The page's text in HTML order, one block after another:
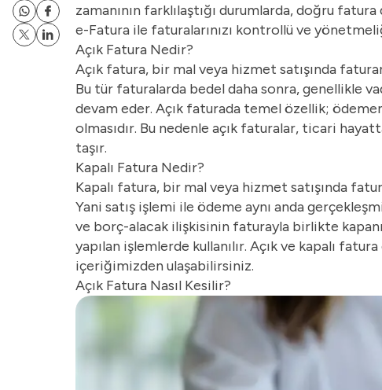
zamanının farklılaştığı durumlarda, doğru
e-Fatura ile faturalarınızı kontrollü ve
Açık Fatura Nedir?
Açık fatura, bir mal veya hizmet satışında
Bu tür faturalarda bedel daha sonra, genellikle
devam eder. Açık faturada temel özellik;
olmasıdır. Bu nedenle açık faturalar, ticari
taşır.
Kapalı Fatura Nedir?
Kapalı fatura, bir mal veya hizmet satışında
Yani satış işlemi ile ödeme aynı anda
ve borç-alacak ilişkisinin faturayla birlikte
yapılan işlemlerde kullanılır. Açık ve kapalı
içeriğimizden ulaşabilirsiniz.
Açık Fatura Nasıl Kesilir?